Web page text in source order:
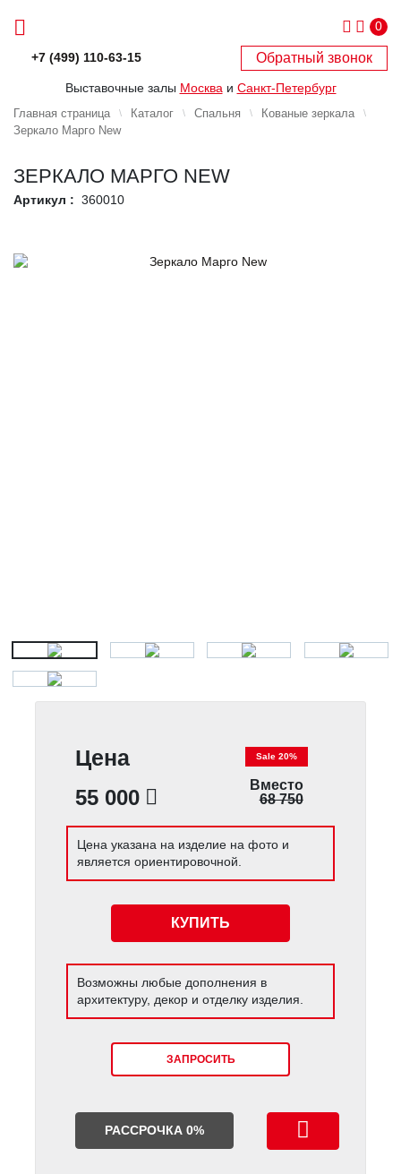
0
+7 (499) 110-63-15 Обратный звонок
Выставочные залы Москва и Санкт-Петербург
Главная страница Каталог Спальня
Кованые зеркала
Зеркало Марго New
ЗЕРКАЛО МАРГО NEW
Артикул : 360010
Цена
55 000
Sale 20%
Вместо
68 750
Цена указана на изделие на фото и
является ориентировочной.
КУПИТЬ
Возможны любые дополнения в
архитектуру, декор и отделку изделия.
ЗАПРОСИТЬ
РАССРОЧКА 0%